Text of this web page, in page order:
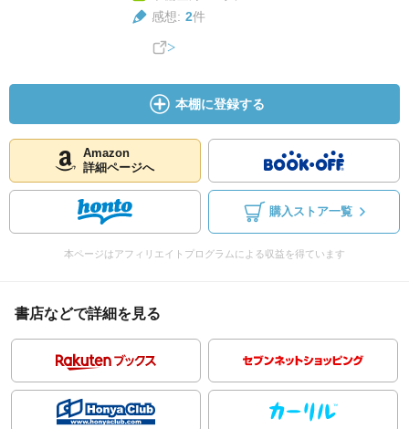
感想: 2件
本棚に登録する
Amazon
詳細ページへ
購入ストア一覧
本ページはアフィリエイトプログラムによる収益を得ています
書店などで詳細を見る